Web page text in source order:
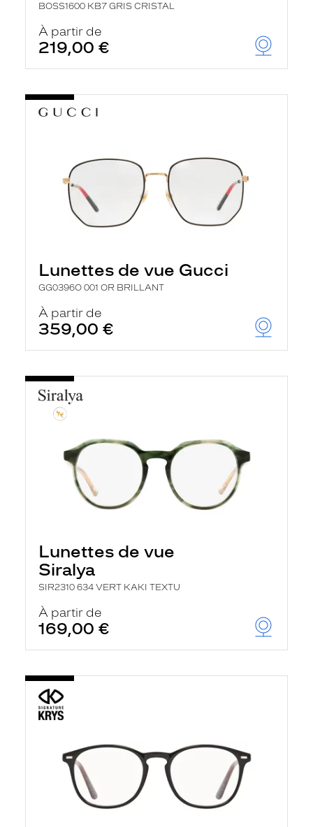
BOSS1600 KB7 GRIS CRISTAL
À partir de
219,00 €
Lunettes de vue Gucci
GG0396O 001 OR BRILLANT
À partir de
359,00 €
Lunettes de vue
Siralya
SIR2310 634 VERT KAKI TEXTU
À partir de
169,00 €